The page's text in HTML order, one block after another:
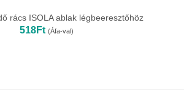
rács ISOLA ablak légbeeresztőhöz
518Ft (Áfa-val)